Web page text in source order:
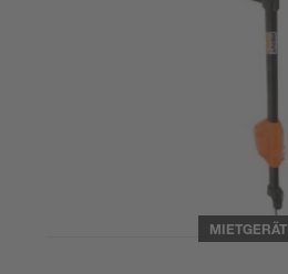
MIETGERÄT